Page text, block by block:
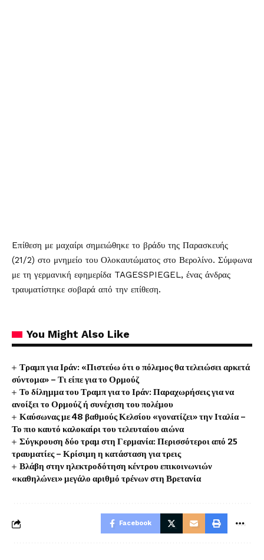
Eπίθεση με μαχαίρι σημειώθηκε το βράδυ της Παρασκευής
(21/2) στο μνημείο του Ολοκαυτώματος στο Βερολίνο. Σύμφωνα
με τη γερμανική εφημερίδα TAGESSPIEGEL, ένας άνδρας
τραυματίστηκε σοβαρά από την επίθεση.
You Might Also Like
Τραμπ για Ιράν: «Πιστεύω ότι ο πόλεμος θα τελειώσει αρκετά
σύντομα» – Τι είπε για το Ορμούζ
Το δίλημμα του Τραμπ για το Ιράν: Παραχωρήσεις για να
ανοίξει το Ορμούζ ή συνέχιση του πολέμου
Καύσωνας με 48 βαθμούς Κελσίου «γονατίζει» την Ιταλία –
Το πιο καυτό καλοκαίρι του τελευταίου αιώνα
Σύγκρουση δύο τραμ στη Γερμανία: Περισσότεροι από 25
τραυματίες – Κρίσιμη η κατάσταση για τρεις
Βλάβη στην ηλεκτροδότηση κέντρου επικοινωνιών
«καθηλώνει» μεγάλο αριθμό τρένων στη Βρετανία
Facebook